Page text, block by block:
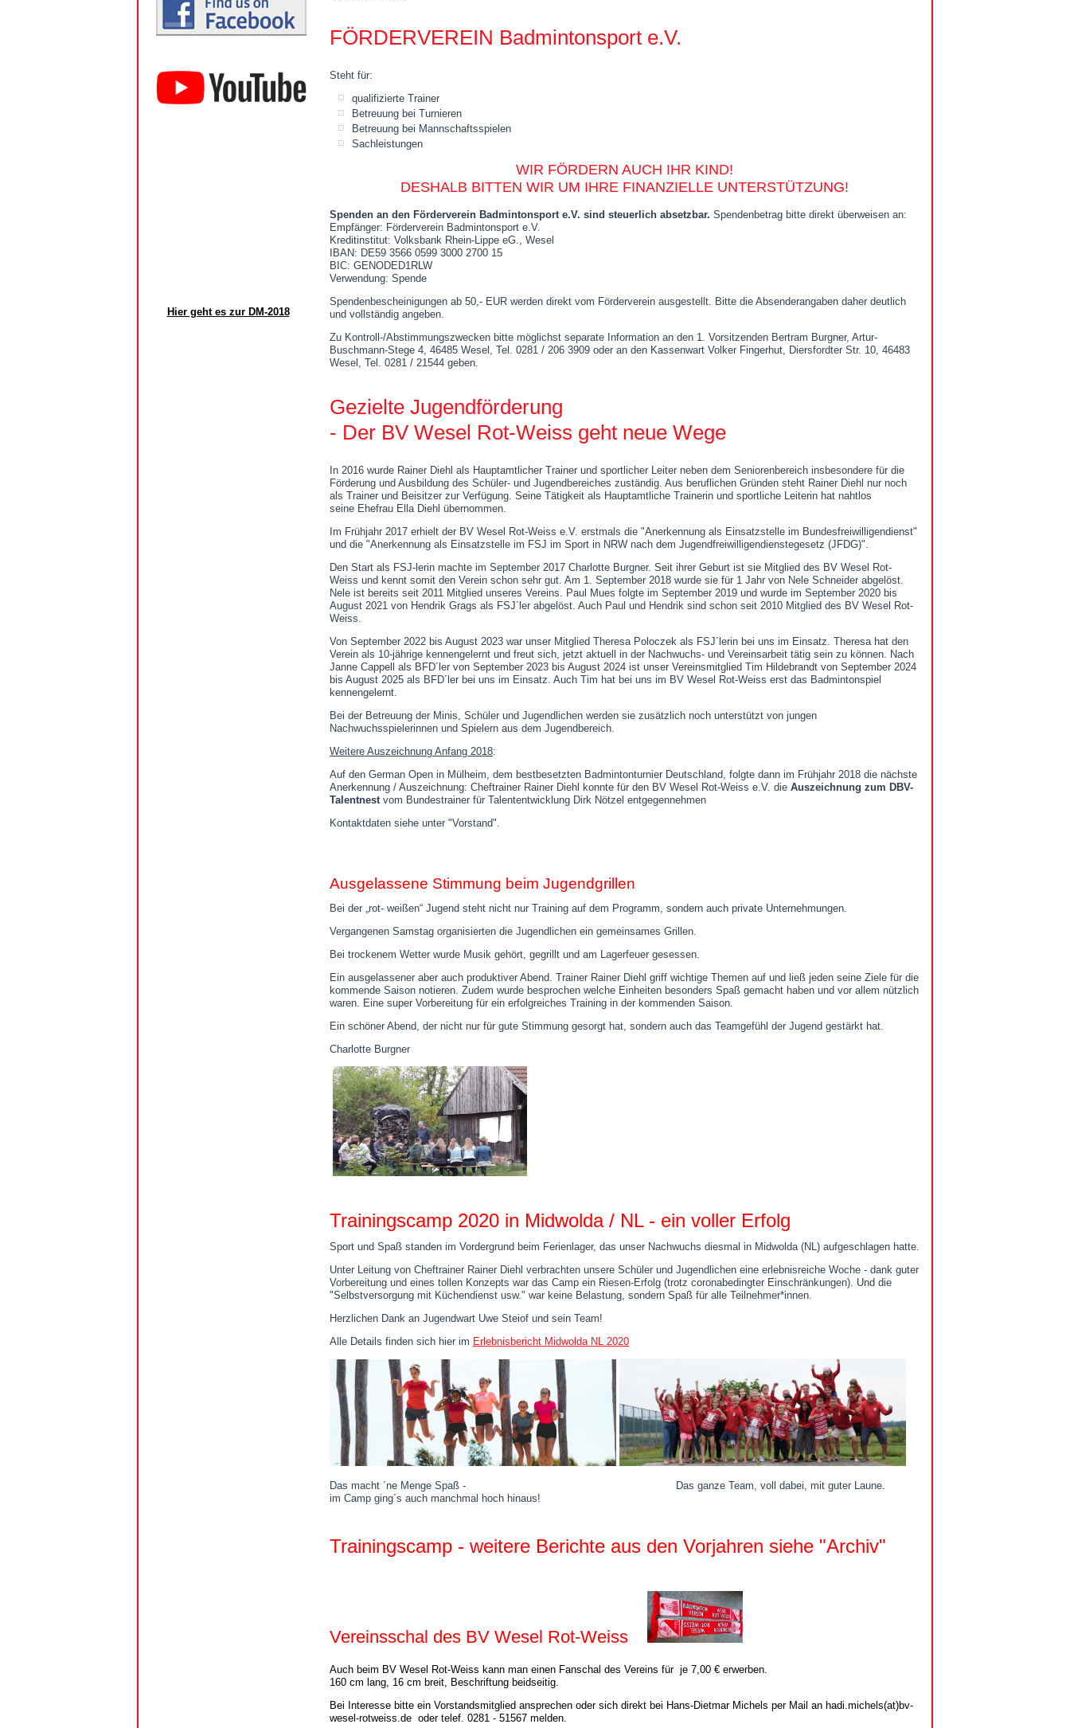
Hier geht es zur DM-2018
FÖRDERVEREIN Badmintonsport e.V.
Steht für:
qualifizierte Trainer
Betreuung bei Turnieren
Betreuung bei Mannschaftsspielen
Sachleistungen
WIR FÖRDERN AUCH IHR KIND!
DESHALB BITTEN WIR UM IHRE FINANZIELLE UNTERSTÜTZUNG!
Spenden an den Förderverein Badmintonsport e.V. sind steuerlich absetzbar. Spendenbetrag bitte direkt überweisen an:
Empfänger: Förderverein Badmintonsport e.V.
Kreditinstitut: Volksbank Rhein-Lippe eG., Wesel
IBAN: DE59 3566 0599 3000 2700 15
BIC: GENODED1RLW
Verwendung: Spende
Spendenbescheinigungen ab 50,- EUR werden direkt vom Förderverein ausgestellt. Bitte die Absenderangaben daher deutlich
und vollständig angeben.
Zu Kontroll-/Abstimmungszwecken bitte möglichst separate Information an den 1. Vorsitzenden Bertram Burgner, Artur-
Buschmann-Stege 4, 46485 Wesel, Tel. 0281 / 206 3909 oder an den Kassenwart Volker Fingerhut, Diersfordter Str. 10, 46483
Wesel, Tel. 0281 / 21544 geben.
Gezielte Jugendförderung
- Der BV Wesel Rot-Weiss geht neue Wege
In 2016 wurde Rainer Diehl als Hauptamtlicher Trainer und sportlicher Leiter neben dem Seniorenbereich insbesondere für die
Förderung und Ausbildung des Schüler- und Jugendbereiches zuständig. Aus beruflichen Gründen steht Rainer Diehl nur noch
als Trainer und Beisitzer zur Verfügung. Seine Tätigkeit als Hauptamtliche Trainerin und sportliche Leiterin hat nahtlos
seine Ehefrau Ella Diehl übernommen.
Im Frühjahr 2017 erhielt der BV Wesel Rot-Weiss e.V. erstmals die "Anerkennung als Einsatzstelle im Bundesfreiwilligendienst"
und die "Anerkennung als Einsatzstelle im FSJ im Sport in NRW nach dem Jugendfreiwilligendienstegesetz (JFDG)".
Den Start als FSJ-lerin machte im September 2017 Charlotte Burgner. Seit ihrer Geburt ist sie Mitglied des BV Wesel Rot-
Weiss und kennt somit den Verein schon sehr gut. Am 1. September 2018 wurde sie für 1 Jahr von Nele Schneider abgelöst.
Nele ist bereits seit 2011 Mitglied unseres Vereins. Paul Mues folgte im September 2019 und wurde im September 2020 bis
August 2021 von Hendrik Grags als FSJ´ler abgelöst. Auch Paul und Hendrik sind schon seit 2010 Mitglied des BV Wesel Rot-
Weiss.
Von September 2022 bis August 2023 war unser Mitglied Theresa Poloczek als FSJ´lerin bei uns im Einsatz. Theresa hat den
Verein als 10-jährige kennengelernt und freut sich, jetzt aktuell in der Nachwuchs- und Vereinsarbeit tätig sein zu können. Nach
Janne Cappell als BFD´ler von September 2023 bis August 2024 ist unser Vereinsmitglied Tim Hildebrandt von September 2024
bis August 2025 als BFD´ler bei uns im Einsatz. Auch Tim hat bei uns im BV Wesel Rot-Weiss erst das Badmintonspiel
kennengelernt.
Bei der Betreuung der Minis, Schüler und Jugendlichen werden sie zusätzlich noch unterstützt von jungen
Nachwuchsspielerinnen und Spielern aus dem Jugendbereich.
Weitere Auszeichnung Anfang 2018:
Auf den German Open in Mülheim, dem bestbesetzten Badmintonturnier Deutschland, folgte dann im Frühjahr 2018 die nächste
Anerkennung / Auszeichnung: Cheftrainer Rainer Diehl konnte für den BV Wesel Rot-Weiss e.V. die Auszeichnung zum DBV-
Talentnestvom Bundestrainer für Talententwicklung Dirk Nötzel entgegennehmen
Kontaktdaten siehe unter "Vorstand".
Ausgelassene Stimmung beim Jugendgrillen
Bei der „rot- weißen“ Jugend steht nicht nur Training auf dem Programm, sondern auch private Unternehmungen.
Vergangenen Samstag organisierten die Jugendlichen ein gemeinsames Grillen.
Bei trockenem Wetter wurde Musik gehört, gegrillt und am Lagerfeuer gesessen.
Ein ausgelassener aber auch produktiver Abend. Trainer Rainer Diehl griff wichtige Themen auf und ließ jeden seine Ziele für die
kommende Saison notieren. Zudem wurde besprochen welche Einheiten besonders Spaß gemacht haben und vor allem nützlich
waren. Eine super Vorbereitung für ein erfolgreiches Training in der kommenden Saison.
Ein schöner Abend, der nicht nur für gute Stimmung gesorgt hat, sondern auch das Teamgefühl der Jugend gestärkt hat.
Charlotte Burgner
Trainingscamp 2020 in Midwolda / NL - ein voller Erfolg
Sport und Spaß standen im Vordergrund beim Ferienlager, das unser Nachwuchs diesmal in Midwolda (NL) aufgeschlagen hatte.
Unter Leitung von Cheftrainer Rainer Diehl verbrachten unsere Schüler und Jugendlichen eine erlebnisreiche Woche - dank guter
Vorbereitung und eines tollen Konzepts war das Camp ein Riesen-Erfolg (trotz coronabedingter Einschränkungen). Und die
"Selbstversorgung mit Küchendienst usw." war keine Belastung, sondern Spaß für alle Teilnehmer*innen.
Herzlichen Dank an Jugendwart Uwe Steiof und sein Team!
Alle Details finden sich hier im Erlebnisbericht Midwolda NL 2020
Das macht ´ne Menge Spaß - Das ganze Team, voll dabei, mit guter Laune.
im Camp ging´s auch manchmal hoch hinaus!
Trainingscamp - weitere Berichte aus den Vorjahren siehe "Archiv"
Vereinsschal des BV Wesel Rot-Weiss
Auch beim BV Wesel Rot-Weiss kann man einen Fanschal des Vereins für je 7,00 € erwerben.
160 cm lang, 16 cm breit, Beschriftung beidseitig.
Bei Interesse bitte ein Vorstandsmitglied ansprechen oder sich direkt bei Hans-Dietmar Michels per Mail an hadi.michels(at)bv-
wesel-rotweiss.de oder telef. 0281 - 51567 melden.